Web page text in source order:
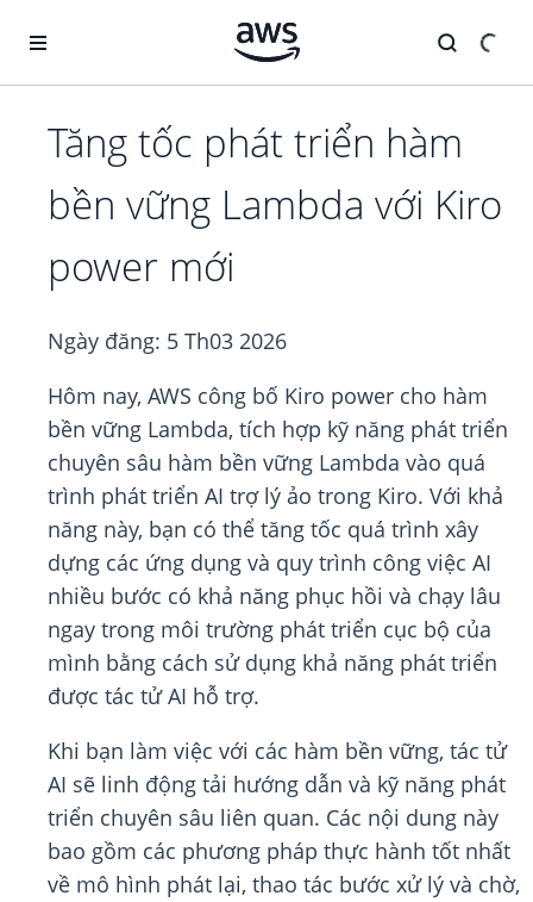
Tăng tốc phát triển hàm
bền vững Lambda với Kiro
power mới
Ngày đăng: 5 Th03 2026
Hôm nay, AWS công bố Kiro power cho hàm
bền vững Lambda, tích hợp kỹ năng phát triển
chuyên sâu hàm bền vững Lambda vào quá
trình phát triển AI trợ lý ảo trong Kiro. Với khả
năng này, bạn có thể tăng tốc quá trình xây
dựng các ứng dụng và quy trình công việc AI
nhiều bước có khả năng phục hồi và chạy lâu
ngay trong môi trường phát triển cục bộ của
mình bằng cách sử dụng khả năng phát triển
được tác tử AI hỗ trợ.
Khi bạn làm việc với các hàm bền vững, tác tử
AI sẽ linh động tải hướng dẫn và kỹ năng phát
triển chuyên sâu liên quan. Các nội dung này
bao gồm các phương pháp thực hành tốt nhất
về mô hình phát lại, thao tác bước xử lý và chờ,